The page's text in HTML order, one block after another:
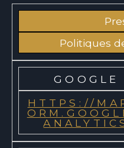
Politiques
GOOGLE
HTTPS://